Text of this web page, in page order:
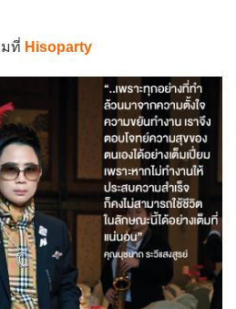
ที่ Hisoparty